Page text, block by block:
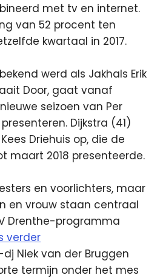
met tv en internet.
van 52 procent ten
kwartaal in 2017.
werd als Jakhals Erik
Door, gaat vanaf
seizoen van Per
Dijkstra (41)
Driehuis op, die de
maart 2018 presenteerde.
en voorlichters, maar
en vrouw staan centraal
Drenthe-programma
verder
Niek van der Bruggen
termijn onder het mes